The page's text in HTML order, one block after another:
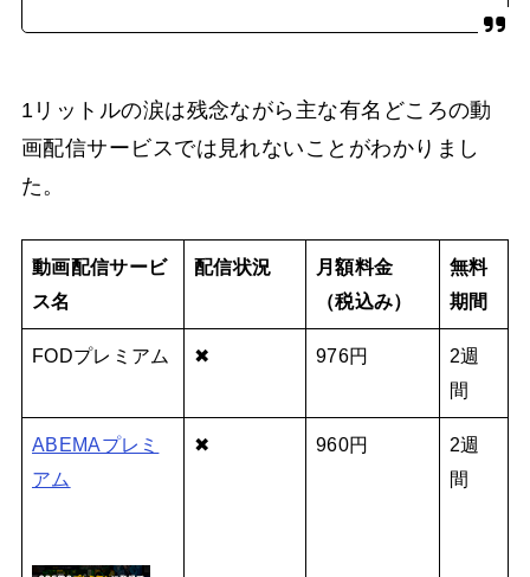
1リットルの涙は残念ながら主な有名どころの動
画配信サービスでは見れないことがわかりまし
た。
動画配信サービ
ス名
配信状況
月額料金
（税込み）
無料
期間
FODプレミアム ✖ 976円
2週
間
ABEMAプレミ
アム
✖ 960円
2週
間